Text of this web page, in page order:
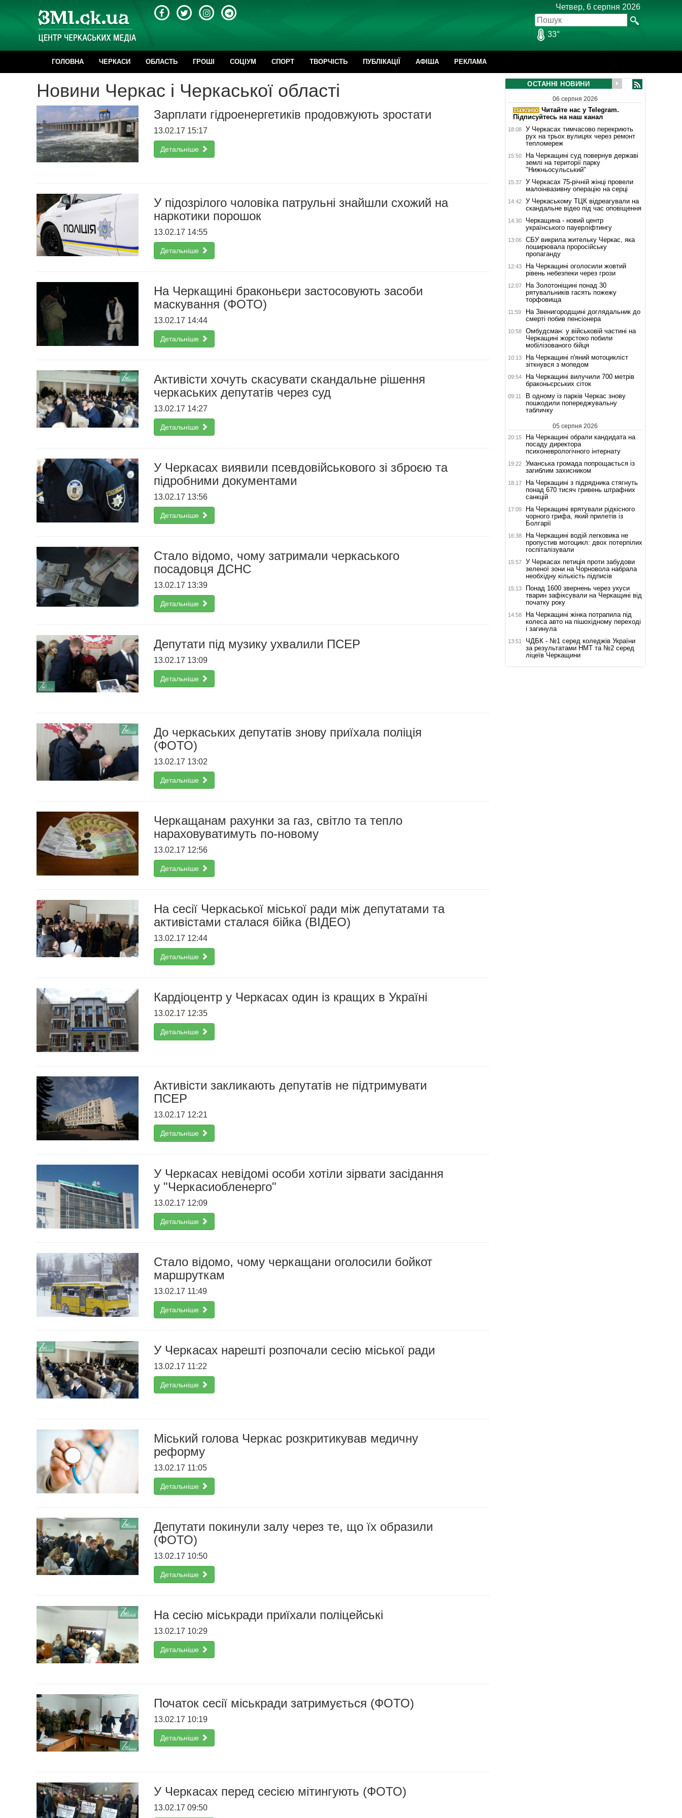
Четвер, 6 серпня 2026
33°
ГОЛОВНА ЧЕРКАСИ ОБЛАСТЬ ГРОШІ CОЦІУМ СПОРТ ТВОРЧІСТЬ ПУБЛІКАЦІЇ АФІША РЕКЛАМА
Новини Черкас і Черкаської області
Зарплати гідроенергетиків продовжують зростати
13.02.17 15:17
Детальніше
У підозрілого чоловіка патрульні знайшли схожий на
наркотики порошок
13.02.17 14:55
Детальніше
На Черкащині браконьєри застосовують засоби
маскування (ФОТО)
13.02.17 14:44
Детальніше
Активісти хочуть скасувати скандальне рішення
черкаських депутатів через суд
13.02.17 14:27
Детальніше
У Черкасах виявили псевдовійськового зі зброєю та
підробними документами
13.02.17 13:56
Детальніше
Стало відомо, чому затримали черкаського
посадовця ДСНС
13.02.17 13:39
Детальніше
Депутати під музику ухвалили ПСЕР
13.02.17 13:09
Детальніше
До черкаських депутатів знову приїхала поліція
(ФОТО)
13.02.17 13:02
Детальніше
Черкащанам рахунки за газ, світло та тепло
нараховуватимуть по-новому
13.02.17 12:56
Детальніше
На сесії Черкаської міської ради між депутатами та
активістами сталася бійка (ВІДЕО)
13.02.17 12:44
Детальніше
Кардіоцентр у Черкасах один із кращих в Україні
13.02.17 12:35
Детальніше
Активісти закликають депутатів не підтримувати
ПСЕР
13.02.17 12:21
Детальніше
У Черкасах невідомі особи хотіли зірвати засідання
у "Черкасиобленерго"
13.02.17 12:09
Детальніше
Стало відомо, чому черкащани оголосили бойкот
маршруткам
13.02.17 11:49
Детальніше
У Черкасах нарешті розпочали сесію міської ради
13.02.17 11:22
Детальніше
Міський голова Черкас розкритикував медичну
реформу
13.02.17 11:05
Детальніше
Депутати покинули залу через те, що їх образили
(ФОТО)
13.02.17 10:50
Детальніше
На сесію міськради приїхали поліцейські
13.02.17 10:29
Детальніше
Початок сесії міськради затримується (ФОТО)
13.02.17 10:19
Детальніше
У Черкасах перед сесією мітингують (ФОТО)
13.02.17 09:50
ОСТАННІ НОВИНИ
06 серпня 2026
Читайте нас у Telegram.
Підписуйтесь на наш канал
18:08
У Черкасах тимчасово перекриють
рух на трьох вулицях через ремонт
тепломереж
15:50
На Черкащині суд повернув державі
землі на території парку
"Нижньосульський"
15:37
У Черкасах 75-річній жінці провели
малоінвазивну операцію на серці
14:42
У Черкаському ТЦК відреагували на
скандальне відео під час оповіщення
14:30
Черкащина - новий центр
українського пауерліфтингу
13:06
СБУ викрила жительку Черкас, яка
поширювала проросійську
пропаганду
12:43
На Черкащині оголосили жовтий
рівень небезпеки через грози
12:07
На Золотоніщині понад 30
рятувальників гасять пожежу
торфовища
11:59
На Звенигородщині доглядальник до
смерті побив пенсіонера
10:58
Омбудсман: у військовій частині на
Черкащині жорстоко побили
мобілізованого бійця
10:13
На Черкащині п'яний мотоцикліст
зіткнувся з мопедом
09:54
На Черкащині вилучили 700 метрів
браконьєрських сіток
09:11
В одному із парків Черкас знову
пошкодили попереджувальну
табличку
05 серпня 2026
20:15
На Черкащині обрали кандидата на
посаду директора
психоневрологічного інтернату
19:22
Уманська громада попрощається із
загиблим захисником
18:17
На Черкащині з підрядника стягнуть
понад 670 тисяч гривень штрафних
санкцій
17:09
На Черкащині врятували рідкісного
чорного грифа, який прилетів із
Болгарії
16:38
На Черкащині водій легковика не
пропустив мотоцикл: двох потерпілих
госпіталізували
15:57
У Черкасах петиція проти забудови
зеленої зони на Чорновола набрала
необхідну кількість підписів
15:13
Понад 1600 звернень через укуси
тварин зафіксували на Черкащині від
початку року
14:58
На Черкащині жінка потрапила під
колеса авто на пішохідному переході
і загинула
13:51
ЧДБК - №1 серед коледжів України
за результатами НМТ та №2 серед
ліцеїв Черкащини